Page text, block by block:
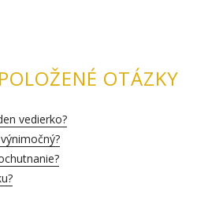
OTÁZKY
vedierko?